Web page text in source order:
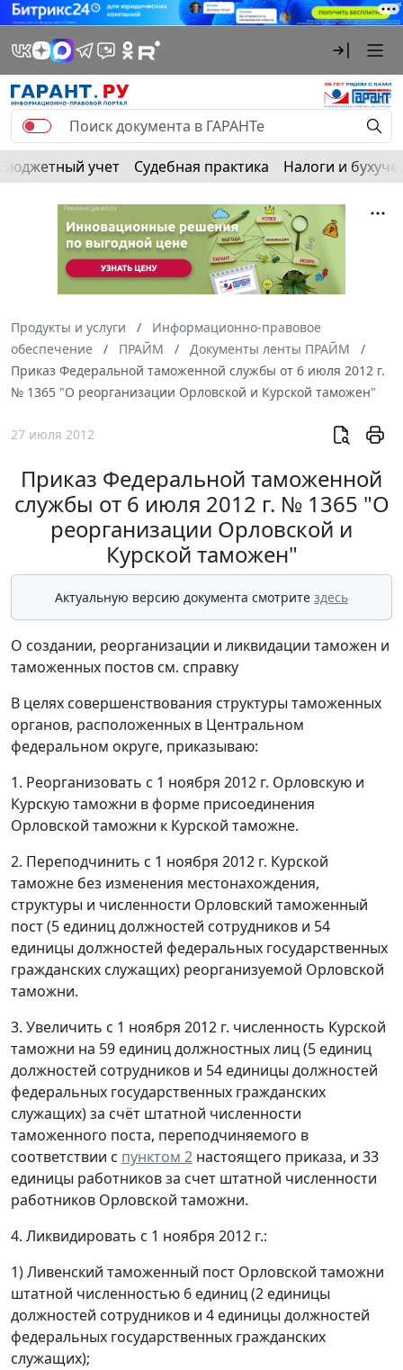
Бюджетный учет Судебная практика Налоги и
Продукты и услуги
Информационно-правовое
обеспечение
ПРАЙМ
Документы ленты ПРАЙМ
Приказ Федеральной таможенной службы от 6 июля 2012 г.
№ 1365 "О реорганизации Орловской и Курской таможен"
27 июля 2012
Приказ Федеральной таможенной
службы от 6 июля 2012 г. № 1365 "О
реорганизации Орловской и
Курской таможен"
Актуальную версию документа смотрите здесь
О создании, реорганизации и ликвидации таможен и
таможенных постов см. справку
В целях совершенствования структуры таможенных
органов, расположенных в Центральном
федеральном округе, приказываю:
1. Реорганизовать с 1 ноября 2012 г. Орловскую и
Курскую таможни в форме присоединения
Орловской таможни к Курской таможне.
2. Переподчинить с 1 ноября 2012 г. Курской
таможне без изменения местонахождения,
структуры и численности Орловский таможенный
пост (5 единиц должностей сотрудников и 54
единицы должностей федеральных государственных
гражданских служащих) реорганизуемой Орловской
таможни.
3. Увеличить с 1 ноября 2012 г. численность Курской
таможни на 59 единиц должностных лиц (5 единиц
должностей сотрудников и 54 единицы должностей
федеральных государственных гражданских
служащих) за счёт штатной численности
таможенного поста, переподчиняемого в
соответствии с пунктом 2 настоящего приказа, и 33
единицы работников за счет штатной численности
работников Орловской таможни.
4. Ликвидировать с 1 ноября 2012 г.:
1) Ливенский таможенный пост Орловской таможни
штатной численностью 6 единиц (2 единицы
должностей сотрудников и 4 единицы должностей
федеральных государственных гражданских
служащих);